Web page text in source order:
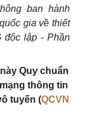
ban hành
gia về thiết
độc lập - Phần
Quy chuẩn
thông tin
tuyến (QCVN